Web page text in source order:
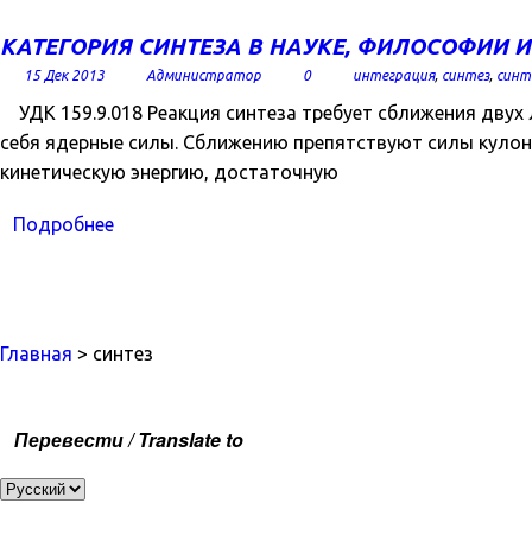
КАТЕГОРИЯ СИНТЕЗА В НАУКЕ, ФИЛОСОФИИ
15 Дек 2013 Администратор 0 интеграция, синтез,
УДК 159.9.018 Реакция синтеза требует сближения
себя ядерные силы. Сближению препятствуют силы
кинетическую энергию, достаточную
Подробнее
Главная > синтез
Перевести / Translate to